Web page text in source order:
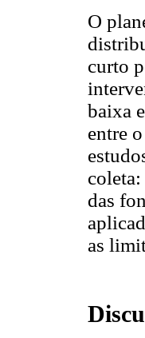
O
curto
baixa
entre
das
as